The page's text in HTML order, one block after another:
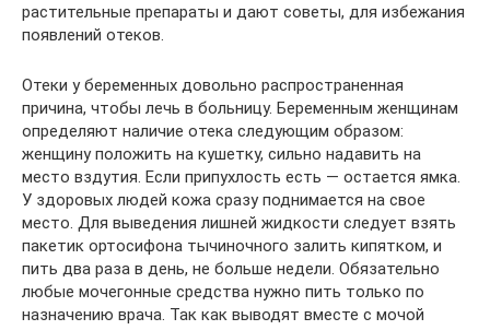
растительные препараты и дают советы, для избежания
появлений отеков.
Отеки у беременных довольно распространенная
причина, чтобы лечь в больницу. Беременным женщинам
определяют наличие отека следующим образом:
женщину положить на кушетку, сильно надавить на
место вздутия. Если припухлость есть — остается ямка.
У здоровых людей кожа сразу поднимается на свое
место. Для выведения лишней жидкости следует взять
пакетик ортосифона тычиночного залить кипятком, и
пить два раза в день, не больше недели. Обязательно
любые мочегонные средства нужно пить только по
назначению врача. Так как выводят вместе с мочой